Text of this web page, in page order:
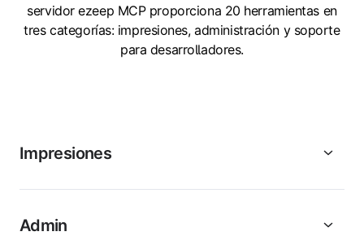
servidor ezeep MCP proporciona 20 herramientas en
tres categorías: impresiones, administración y soporte
para desarrolladores.
Impresiones
Admin